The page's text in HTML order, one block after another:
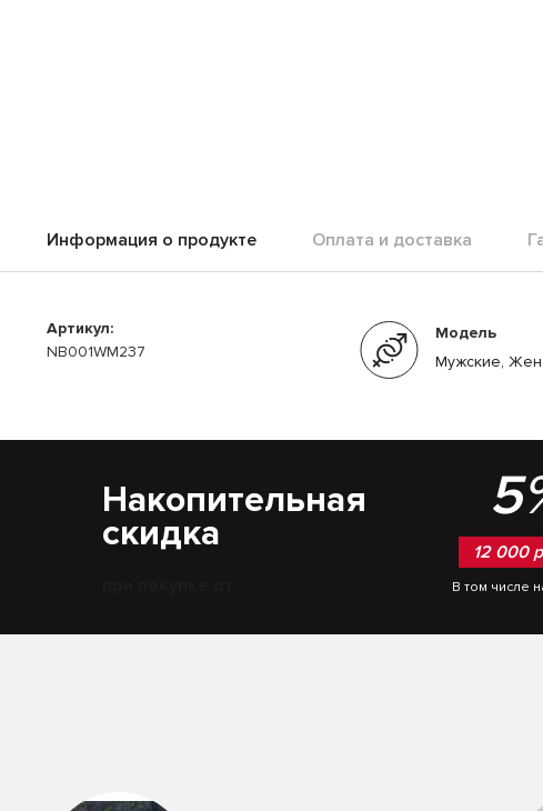
Информация о продукте Оплата и доставка
Артикул:
NB001WM237
Модель
Мужские,
Накопительная
скидка 12 000
В том числе